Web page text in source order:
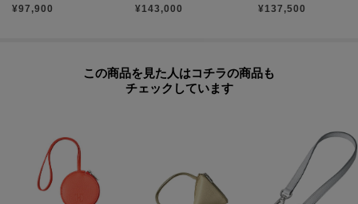
¥97,900 ¥143,000 ¥137,500
この商品を見た人はコチラの商品も
チェックしています